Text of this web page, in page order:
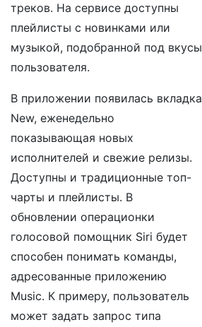
треков. На сервисе доступны
плейлисты с новинками или
музыкой, подобранной под вкусы
пользователя.
В приложении появилась вкладка
New, еженедельно
показывающая новых
исполнителей и свежие релизы.
Доступны и традиционные топ-
чарты и плейлисты. В
обновлении операционки
голосовой помощник Siri будет
способен понимать команды,
адресованные приложению
Music. К примеру, пользователь
может задать запрос типа